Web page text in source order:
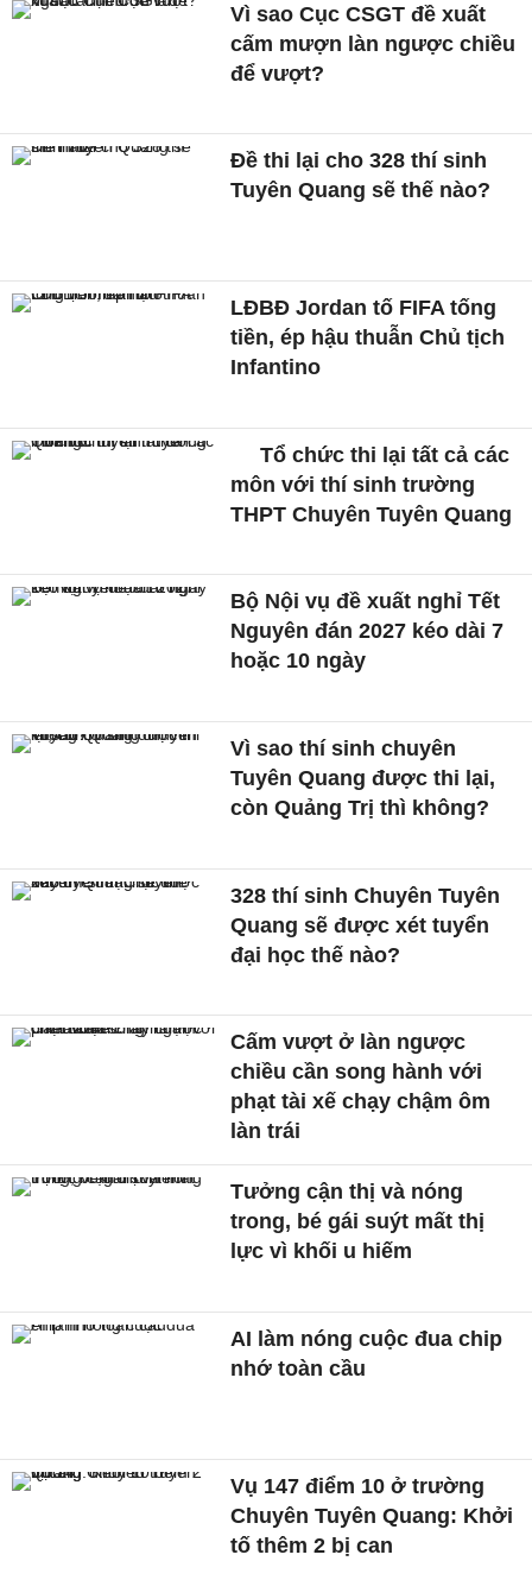
Vì sao Cục CSGT đề xuất
cấm mượn làn ngược chiều
để vượt?
Đề thi lại cho 328 thí sinh
Tuyên Quang sẽ thế nào?
LĐBĐ Jordan tố FIFA tống
tiền, ép hậu thuẫn Chủ tịch
Infantino
Tổ chức thi lại tất cả các
môn với thí sinh trường
THPT Chuyên Tuyên Quang
Bộ Nội vụ đề xuất nghỉ Tết
Nguyên đán 2027 kéo dài 7
hoặc 10 ngày
Vì sao thí sinh chuyên
Tuyên Quang được thi lại,
còn Quảng Trị thì không?
328 thí sinh Chuyên Tuyên
Quang sẽ được xét tuyển
đại học thế nào?
Cấm vượt ở làn ngược
chiều cần song hành với
phạt tài xế chạy chậm ôm
làn trái
Tưởng cận thị và nóng
trong, bé gái suýt mất thị
lực vì khối u hiếm
AI làm nóng cuộc đua chip
nhớ toàn cầu
Vụ 147 điểm 10 ở trường
Chuyên Tuyên Quang: Khởi
tố thêm 2 bị can